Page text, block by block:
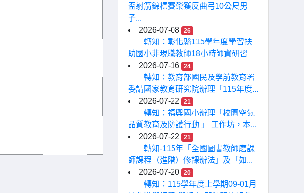
盃射箭錦標賽榮獲反曲弓10公尺男
子...
2026-07-08
26
轉知：彰化縣115學年度學習扶
助國小非現職教師18小時師資研習
2026-07-16
24
轉知：教育部國民及學前教育署
委請國家教育研究院辦理「115年度...
2026-07-22
21
轉知：福興國小辦理「校園空氣
品質教育及防護行動 」 工作坊，本...
2026-07-22
21
轉知-115年「全國圖書教師磨課
師課程（進階）修課辦法」及「如...
2026-07-20
20
轉知：115學年度上學期09-01月